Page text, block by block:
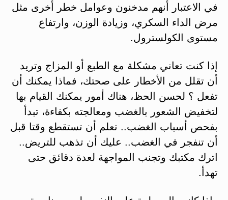
في الاعتبار أنهم مدخنون وعوامل خطر أخرى مثل
مرض الداء السكري، وزيادة الوزن، وارتفاع
مستوى الكولسترول.
إذا كنت تعاني مشكلة مع الطبع أو المزاج وتريد
أن تقلل من الأخطار على صحتك، فماذا يمكنك أن
تفعل ؟ لحسن الحظ، هناك أمور يمكنك القيام بها
لتخفيض الشعور بالغضب ومعالجته بكفاءة، تبدأ
بفحص أسباب الغضب.. تعلم أن تستقطع وقتا قبل
أن تنفجر في الغضب.. عليك أن تذهب للتريض..
اترك مكتبك وتجنب المواجهة لعدة دقائق حتى
تهدأ.